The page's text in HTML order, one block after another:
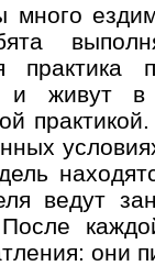
практика
и живут в
ведут
После
они